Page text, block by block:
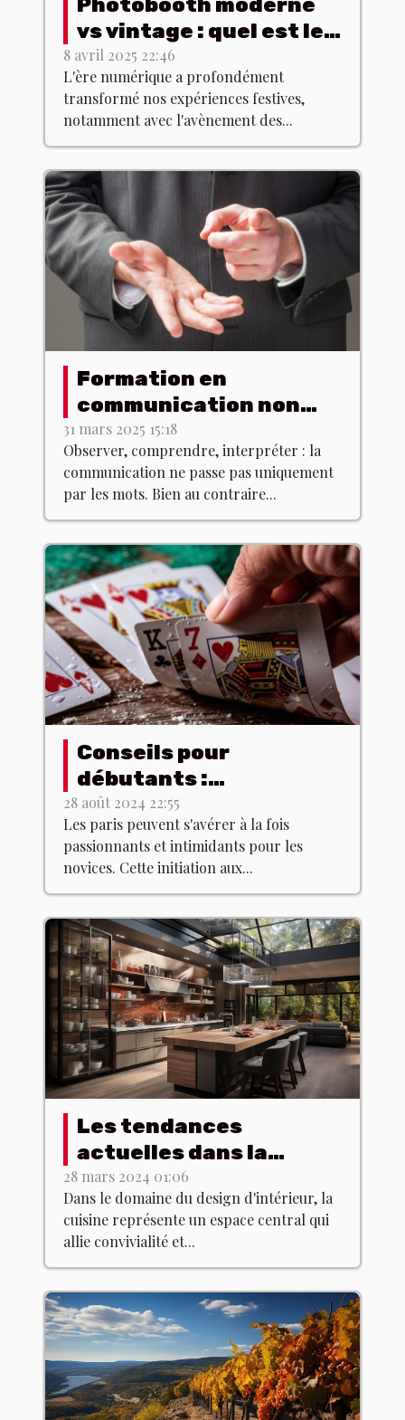
vs vintage : quel est le
meilleur choix ?
8 avril 2025 22:46
L'ère numérique a profondément
transformé nos expériences festives,
notamment avec l'avènement des...
Formation en
communication non
verbale : est-ce que ça
existe ?
31 mars 2025 15:18
Observer, comprendre, interpréter : la
communication ne passe pas uniquement
par les mots. Bien au contraire...
Conseils pour
débutants :
comprendre les bases
des paris
28 août 2024 22:55
Les paris peuvent s'avérer à la fois
passionnants et intimidants pour les
novices. Cette initiation aux...
Les tendances
actuelles dans la
conception de cuisines
modernes : Comment
allier fonctionnalité et
28 mars 2024 01:06
Dans le domaine du design d'intérieur, la
cuisine représente un espace central qui
allie convivialité et...